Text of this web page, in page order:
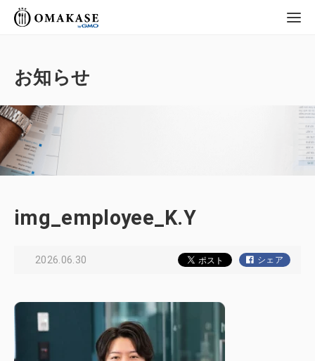
お知らせ
img_employee_K.Y
2026.06.30 シェア